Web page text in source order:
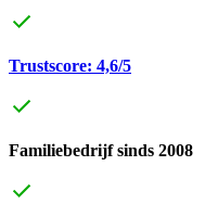
Trustscore: 4,6/5
Familiebedrijf sinds 2008